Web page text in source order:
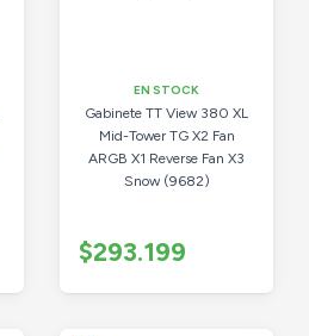
EN STOCK
Gabinete TT View 380 XL
Mid-Tower TG X2 Fan
ARGB X1 Reverse Fan X3
Snow (9682)
$293.199